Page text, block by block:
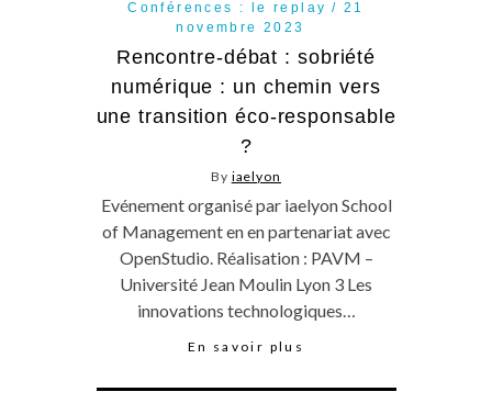
Conférences : le replay
21
novembre 2023
Rencontre-débat : sobriété
numérique : un chemin vers
une transition éco-responsable
?
By iaelyon
Evénement organisé par iaelyon School
of Management en en partenariat avec
OpenStudio. Réalisation : PAVM –
Université Jean Moulin Lyon 3 Les
innovations technologiques…
En savoir plus